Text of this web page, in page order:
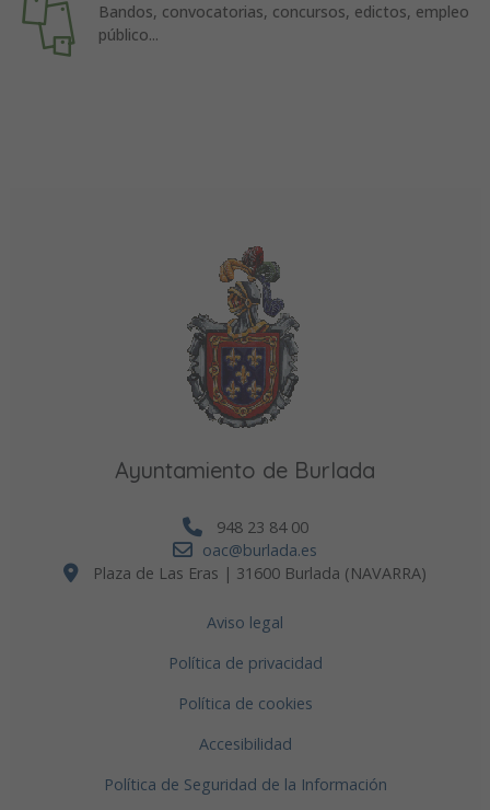
Bandos, convocatorias, concursos, edictos, empleo
público...
Ayuntamiento de Burlada
948 23 84 00
oac@burlada.es
Plaza de Las Eras | 31600 Burlada (NAVARRA)
Aviso legal
Política de privacidad
Política de cookies
Accesibilidad
Política de Seguridad de la Información